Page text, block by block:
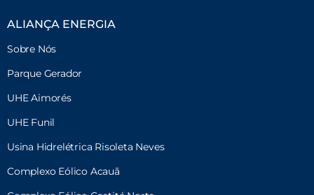
ALIANÇA ENERGIA
Sobre Nós
Parque Gerador
UHE Aimorés
UHE Funil
Usina Hidrelétrica Risoleta Neves
Complexo Eólico Acauã